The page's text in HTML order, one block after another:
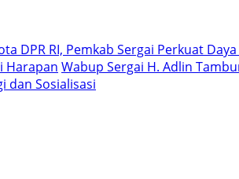
DPR RI, Pemkab Sergai Perkuat
Harapan Wabup Sergai H. Adlin
dan Sosialisasi